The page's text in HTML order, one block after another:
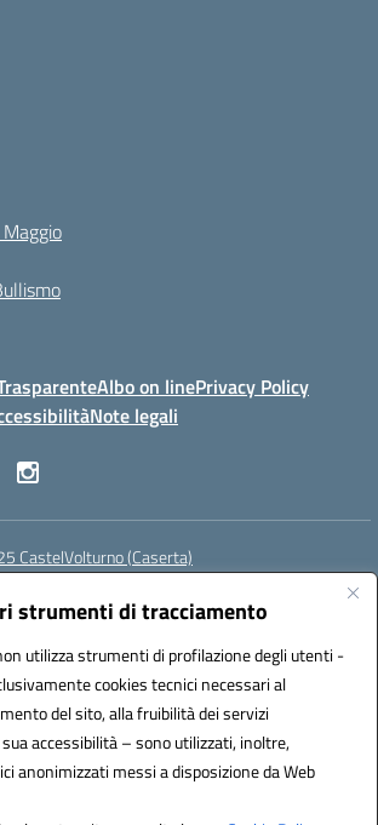
strumenti di tracciamento
utilizza strumenti di profilazione degli utenti -
cookies tecnici necessari al
del sito, alla fruibilità dei servizi
accessibilità – sono utilizzati, inoltre,
anonimizzati messi a disposizione da Web
Albo on linePrivacy Policy
Note legali
CastelVolturno (Caserta)
(PEC):ceis014005@pec.istruzione.it
CEIS014005
Amministrazioni (IPA): istsc_ceis014005
(CUF): UOU8EW
& Powered by 3D Solution S.r.l.